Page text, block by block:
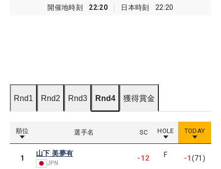
開催地時刻 22:20 日本時刻 22:20
Rnd1 Rnd2 Rnd3 Rnd4 獲得賞金
順位 選手名 SC HOLE TODAY
1
山下 美夢有
JPN
-12 F -1(71)